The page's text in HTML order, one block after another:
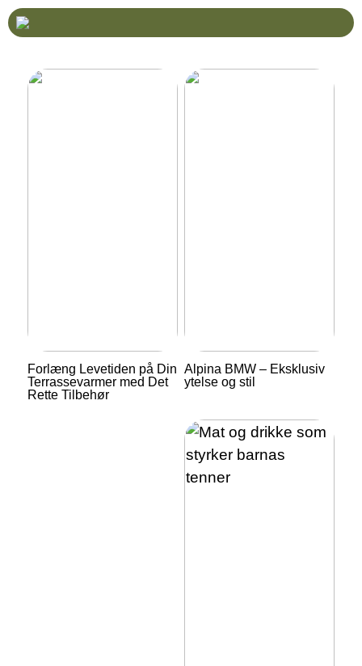
Forlæng Levetiden på Din
Terrassevarmer med Det
Rette Tilbehør
Alpina BMW – Eksklusiv
ytelse og stil